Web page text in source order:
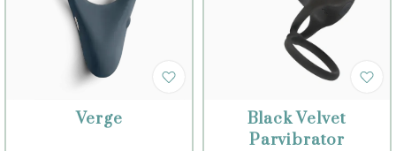
Verge
Black Velvet
Parvibrator